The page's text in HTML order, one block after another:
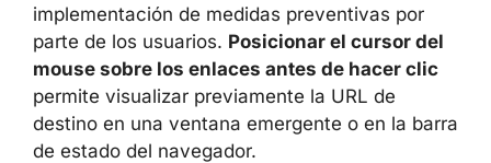
implementación de medidas preventivas por
parte de los usuarios. Posicionar el cursor del
mouse sobre los enlaces antes de hacer clic
permite visualizar previamente la URL de
destino en una ventana emergente o en la barra
de estado del navegador.